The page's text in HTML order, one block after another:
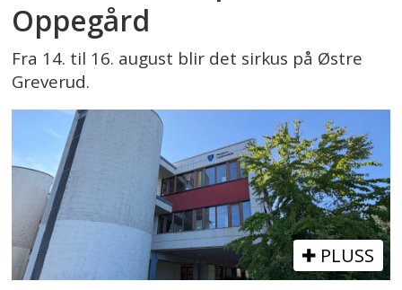
Oppegård
Fra 14. til 16. august blir det sirkus på Østre
Greverud.
PLUSS